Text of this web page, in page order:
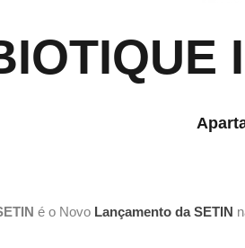
é o Novo Lançamento da SETIN